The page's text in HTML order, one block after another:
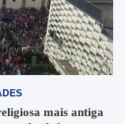
mais antiga